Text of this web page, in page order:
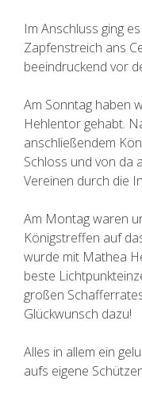
Im Anschluss ging
Zapfenstreich ans
beeindruckend vor
Am Sonntag haben
Hehlentor gehabt.
anschließendem
Schloss und von da
Vereinen durch die
Am Montag waren
Königstreffen auf
wurde mit Mathea
beste
großen
Glückwunsch dazu!
Alles in allem ein
aufs eigene